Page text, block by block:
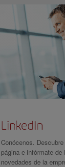
LinkedIn
Conócenos.
página e infórmate de
novedades de la